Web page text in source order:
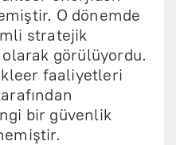
O dönemde
stratejik
görülüyordu.
faaliyetleri
bir güvenlik